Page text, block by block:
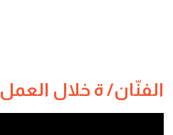
الفنّان/ ة خلال العمل